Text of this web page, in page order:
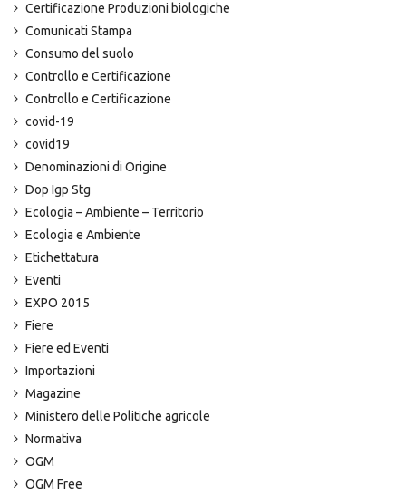
Certificazione Produzioni biologiche
Comunicati Stampa
Consumo del suolo
Controllo e Certificazione
Controllo e Certificazione
covid-19
covid19
Denominazioni di Origine
Dop Igp Stg
Ecologia – Ambiente – Territorio
Ecologia e Ambiente
Etichettatura
Eventi
EXPO 2015
Fiere
Fiere ed Eventi
Importazioni
Magazine
Ministero delle Politiche agricole
Normativa
OGM
OGM Free